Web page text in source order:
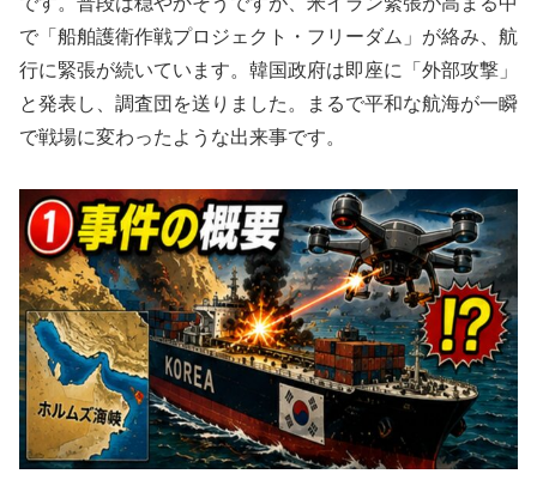
で「船舶護衛作戦プロジェクト・フリーダム」が絡み、航
行に緊張が続いています。韓国政府は即座に「外部攻撃」
と発表し、調査団を送りました。まるで平和な航海が一瞬
で戦場に変わったような出来事です。